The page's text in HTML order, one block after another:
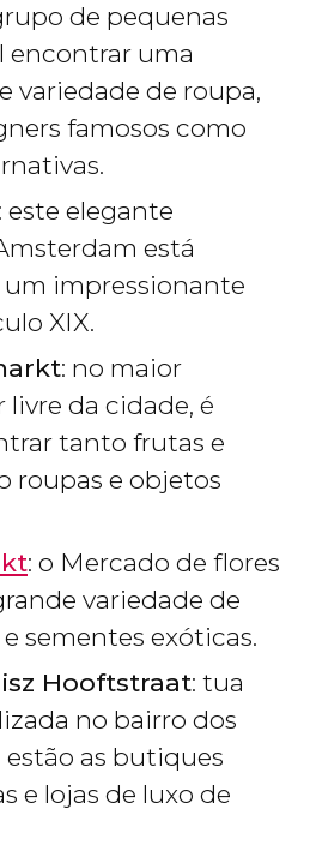
de pequenas
encontrar uma
variedade de roupa,
famosos como
: este elegante
está
impressionante
XIX.
: no maior
livre da cidade, é
tanto frutas e
roupas e objetos
: o Mercado de flores
variedade de
sementes exóticas.
Hooftstraat: tua
no bairro dos
estão as butiques
e lojas de luxo de